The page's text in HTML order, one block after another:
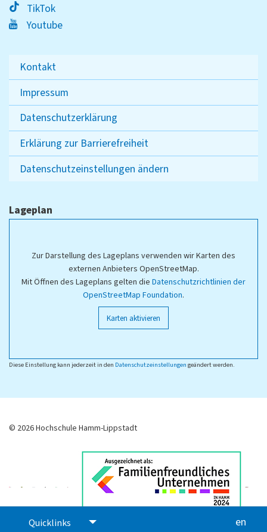
Quicklinks en
TikTok
Youtube
Kontakt
Impressum
Datenschutzerklärung
Erklärung zur Barrierefreiheit
Datenschutzeinstellungen ändern
Lageplan
Zur Darstellung des Lageplans verwenden wir Karten des
externen Anbieters OpenStreetMap.
Mit Öffnen des Lageplans gelten die Datenschutzrichtlinien der
OpenStreetMap Foundation.
Karten aktivieren
Diese Einstellung kann jederzeit in den Datenschutzeinstellungen geändert werden.
© 2026 Hochschule Hamm-Lippstadt